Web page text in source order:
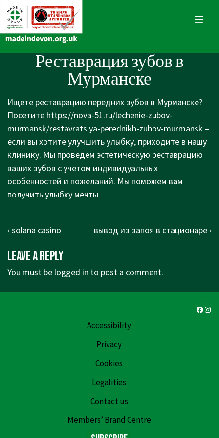
Skip
to
Main
NavigationРеставрация зубов в
Мурманске
Ищете реставрацию передних зубов в Мурманске?
Посетите https://nova-51.ru/lechenie-zubov-
murmansk/restavratsiya-perednikh-zubov-murmansk –
если вы хотите улучшить улыбку, приходите в нашу
клинику. Мы проведем эстетическую реставрацию
ваших зубов с учетом индивидуальных
особенностей и пожеланий. Мы поможем вам
получить улыбку мечты.
Post
Previous
is
‹ solana casino
Next
вывод из запоя в стационаре ›
Leave a Reply
You must be logged in to post a comment.
Accessibility
Privacy
Cookies
Legalities
Contact us
Members’ Brand Centre